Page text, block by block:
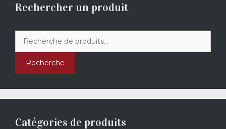
Rechercher un produit
pour :
Recherche
Catégories de produits